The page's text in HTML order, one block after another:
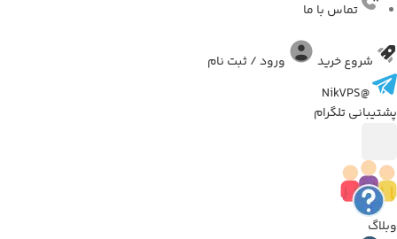
تماس با ما
شروع خرید
ورود / ثبت نام
تلگرام